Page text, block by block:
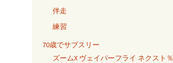
伴走
練習
70歳でサブスリー
ズームX ヴェイパーフライ ネクスト％